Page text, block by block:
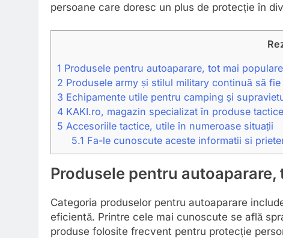
persoane care doresc un plus de protecție în
1 Produsele pentru autoaparare, tot mai populare
2 Produsele army și stilul military continuă să fie
3 Echipamente utile pentru camping și
4 KAKI.ro, magazin specializat în produse
5 Accesoriile tactice, utile în numeroase situații
5.1 Fa-le cunoscute aceste informatii si
Produsele pentru autoaparare,
Categoria produselor pentru autoaparare
eficientă. Printre cele mai cunoscute se află
produse folosite frecvent pentru protecție